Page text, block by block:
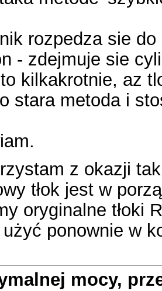
rozpedza sie
- zdejmuje sie
kilkakrotnie, az
stara metoda i
z okazji
tłok jest w
oryginalne tłoki
ponownie w
mocy,